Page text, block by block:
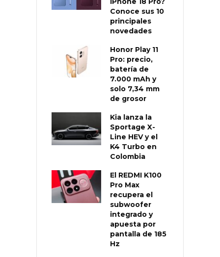
Conoce sus 10
principales
novedades
Honor Play 11
Pro: precio,
batería de
7.000 mAh y
solo 7,34 mm
de grosor
Kia lanza la
Sportage X-
Line HEV y el
K4 Turbo en
Colombia
El REDMI K100
Pro Max
recupera el
subwoofer
integrado y
apuesta por
pantalla de 185
Hz